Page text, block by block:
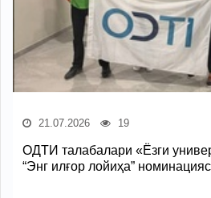
21.07.2026 19
ОДТИ талабалари «Ёзги
“Энг илғор лойиҳа”